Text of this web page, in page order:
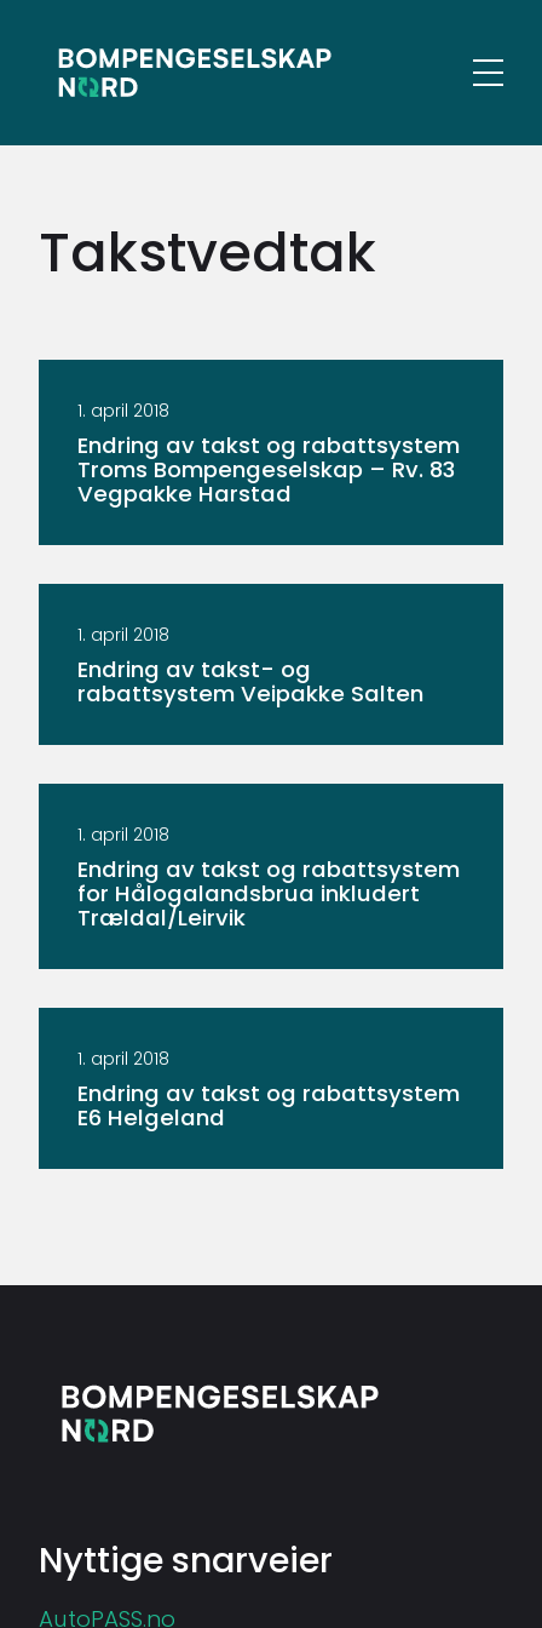
hovedinnhold
Meny
Takstvedtak
1. april 2018
Endring av takst og rabattsystem
Troms Bompengeselskap – Rv. 83
Vegpakke Harstad
1. april 2018
Endring av takst- og
rabattsystem Veipakke Salten
1. april 2018
Endring av takst og rabattsystem
for Hålogalandsbrua inkludert
Trældal/Leirvik
1. april 2018
Endring av takst og rabattsystem
E6 Helgeland
Nyttige snarveier
AutoPASS.no